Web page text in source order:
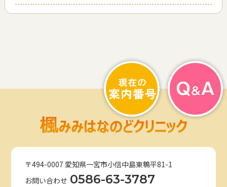
〒494-0007 愛知県一宮市小信中島東鵯平81-1
お問い合わせ 0586-63-3787